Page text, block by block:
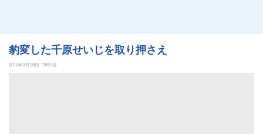
豹変した千原せいじを取り押さえ
2010年3月25日 12時0分